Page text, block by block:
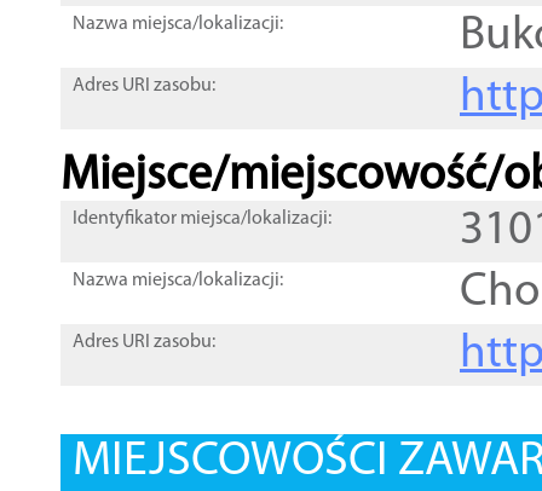
Nazwa miejsca/lokalizacji:
Adres URI zasobu:
Miejsce/miejscowość/
Identyfikator miejsca/lokalizacji:
Nazwa miejsca/lokalizacji:
Adres URI zasobu:
MIEJSCOWOŚCI